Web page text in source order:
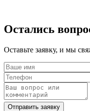
Остались
Оставьте заявку, и мы
Отправить заявку